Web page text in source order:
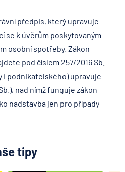
předpis, který upravuje
se k úvěrům poskytovaným
osobní spotřeby. Zákon
pod číslem 257/2016 Sb.
i podnikatelského) upravuje
nad nímž funguje zákon
nadstavba jen pro případy
tipy